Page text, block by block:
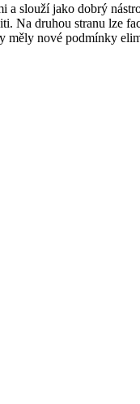
slouží jako dobrý
Na druhou stranu lze
nové podmínky